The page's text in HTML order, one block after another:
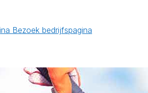
Bezoek bedrijfspagina